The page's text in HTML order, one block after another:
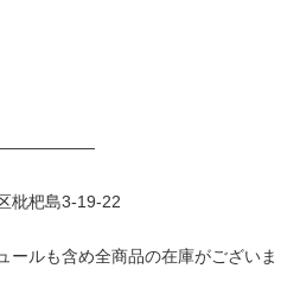
枇杷島3-19-22
ルも含め全商品の在庫がございま